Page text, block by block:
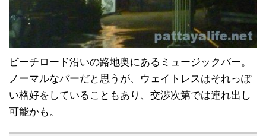
ビーチロード沿いの路地奥にあるミュージックバー。
ノーマルなバーだと思うが、ウェイトレスはそれっぽ
い格好をしていることもあり、交渉次第では連れ出し
可能かも。